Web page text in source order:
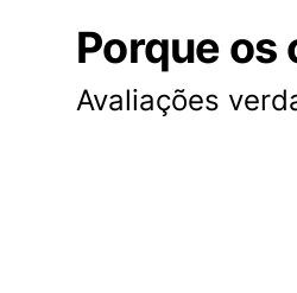
Porque os
Avaliações